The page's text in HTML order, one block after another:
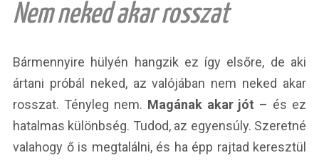
Nem neked akar rosszat
Bármennyire hülyén hangzik ez így elsőre, de aki
ártani próbál neked, az valójában nem neked akar
rosszat. Tényleg nem. Magának akar jót – és ez
hatalmas különbség. Tudod, az egyensúly. Szeretné
valahogy ő is megtalálni, és ha épp rajtad keresztül